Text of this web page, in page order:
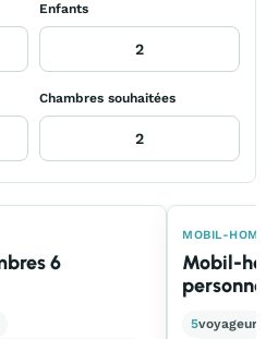
Enfants
Chambres souhaitées
6
MOBIL-HOME
Mobil-
personnes
5voyageurs